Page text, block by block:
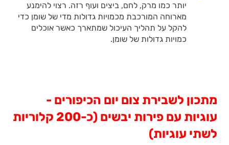
יותר כמו מרק, לחם, ביצים ועוף רזה. רצוי להימנע
מארוחה המורכבת מכמויות גדולות מדי של שומן כדי
להקל על תהליך העיכול שמתארך כאשר אוכלים
כמויות גדולות של שומן.
מתכון לשבירת צום יום הכיפורים -
עוגיות עם פירות יבשים (כ-200 קלוריות
לשתי עוגיות)